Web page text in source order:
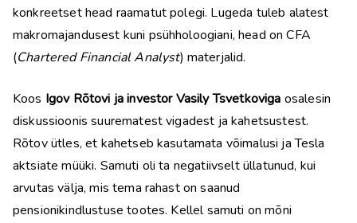
konkreetset head raamatut polegi. Lugeda tuleb alatest
makromajandusest kuni psühholoogiani, head on CFA
(Chartered Financial Analyst) materjalid.
Koos Igov Rõtovi ja investor Vasily Tsvetkoviga osalesin
diskussioonis suurematest vigadest ja kahetsustest.
Rõtov ütles, et kahetseb kasutamata võimalusi ja Tesla
aktsiate müüki. Samuti oli ta negatiivselt üllatunud, kui
arvutas välja, mis tema rahast on saanud
pensionikindlustuse tootes. Kellel samuti on mõni